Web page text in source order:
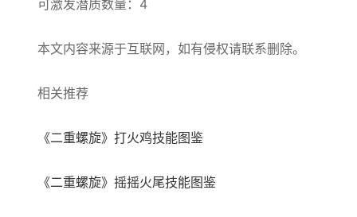
可激发潜质数量：4
本文内容来源于互联网，如有侵权请联系删除。
相关推荐
《二重螺旋》打火鸡技能图鉴
《二重螺旋》摇摇火尾技能图鉴